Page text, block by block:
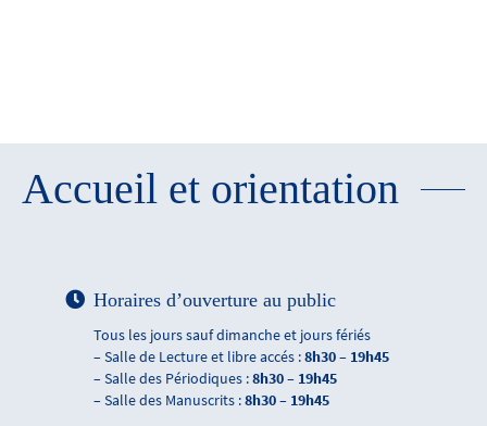
Accueil et orientation
Horaires d’ouverture au public
Tous les jours sauf dimanche et jours fériés
– Salle de Lecture et libre accés :8h30 – 19h45
– Salle des Périodiques :8h30 – 19h45
– Salle des Manuscrits :8h30 – 19h45